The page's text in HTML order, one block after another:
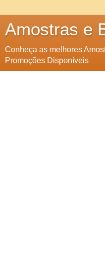
Amostras e
Conheça as melhores
Promoções Disponíveis